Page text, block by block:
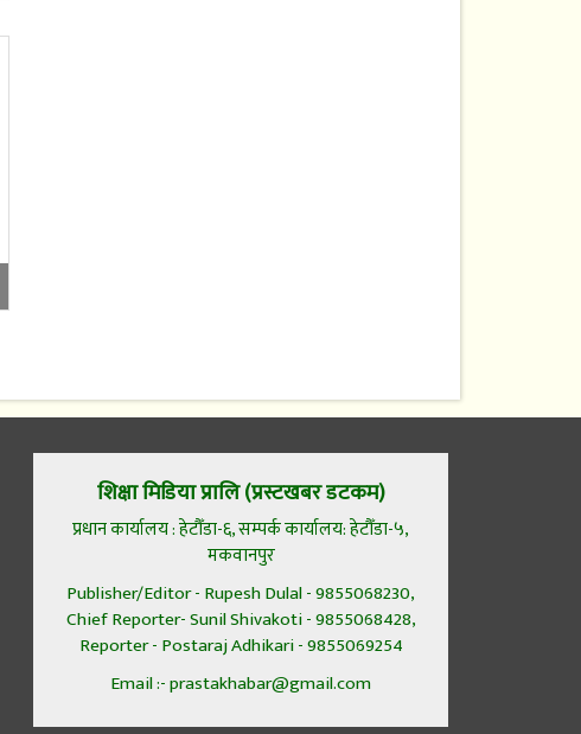
शिक्षा मिडिया प्रालि (प्रस्टखबर डटकम)
प्रधान कार्यालय : हेटौँडा-६, सम्पर्क कार्यालय: हेटौँडा-५,
मकवानपुर
Publisher/Editor - Rupesh Dulal - 9855068230,
Chief Reporter- Sunil Shivakoti - 9855068428,
Reporter - Postaraj Adhikari - 9855069254
Email :- prastakhabar@gmail.com